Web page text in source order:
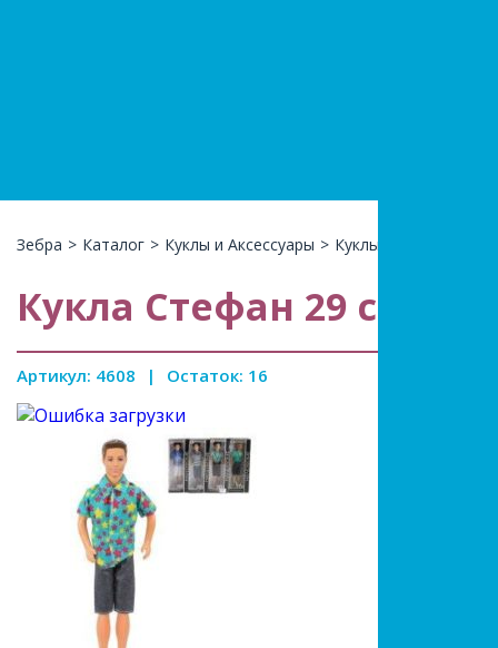
Зебра > Каталог > Куклы и Аксессуары > Куклы и Пупсы
Кукла Стефан 29 см, в
Артикул: 4608 | Остаток: 16